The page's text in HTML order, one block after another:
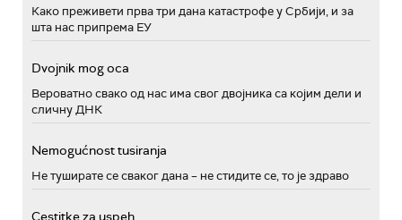
Како преживети прва три дана катастрофе у Србији, и за
шта нас припрема ЕУ
Dvojnik mog oca
Вероватно свако од нас има свог двојника са којим дели и
сличну ДНК
Nemogućnost tusiranja
Не туширате се сваког дана – не стидите се, то је здраво
Cestitke za uspeh